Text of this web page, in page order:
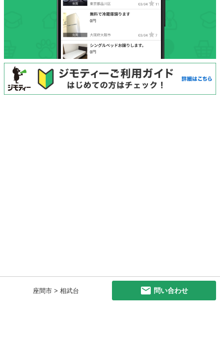
座間市 > 相武台 問い合わせ